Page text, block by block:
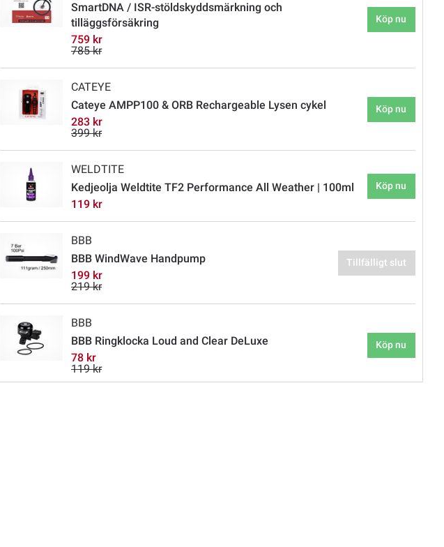
SmartDNA / ISR-stöldskyddsmärkning och
tilläggsförsäkring
759 kr
785 kr
Köp nu
CATEYE
Cateye AMPP100 & ORB Rechargeable Lysen cykel
283 kr
399 kr
Köp nu
WELDTITE
Kedjeolja Weldtite TF2 Performance All Weather | 100ml
119 kr
Köp nu
BBB
BBB WindWave Handpump
199 kr
219 kr
Tillfälligt slut
BBB
BBB Ringklocka Loud and Clear DeLuxe
78 kr
119 kr
Köp nu